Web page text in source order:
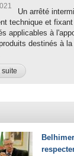
Un arrêté
technique et
applicables à
destinés à
suite